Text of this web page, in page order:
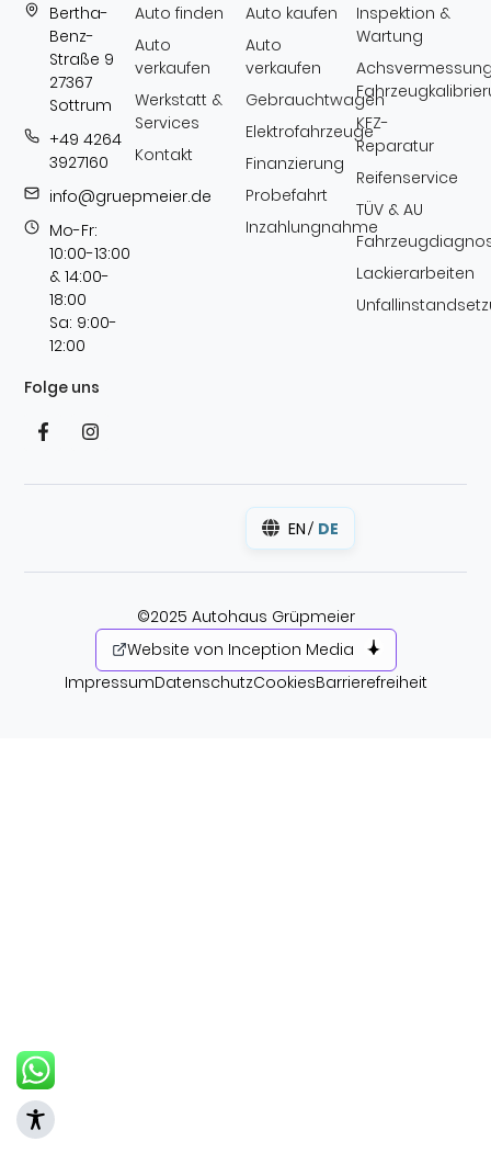
Bertha-
Benz-
Straße 9
27367
Sottrum
+49 4264
3927160
info@gruepmeier.de
Mo-Fr:
10:00-13:00
& 14:00-
18:00
Sa: 9:00-
12:00
Folge uns
Auto finden
Auto
verkaufen
Werkstatt &
Services
Kontakt
Auto kaufen
Auto
verkaufen
Gebrauchtwagen
Elektrofahrzeuge
Finanzierung
Probefahrt
Inzahlungnahme
Inspektion &
Wartung
KFZ-
Reparatur
Reifenservice
TÜV & AU
Lackierarbeiten
EN DE
©2025 Autohaus Grüpmeier
Website von Inception Media
ImpressumDatenschutzCookiesBarrierefreiheit